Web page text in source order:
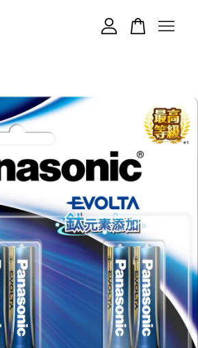
繼續購物